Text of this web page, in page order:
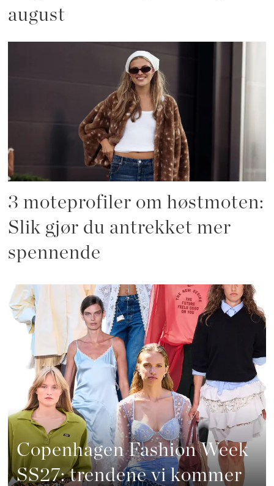
august
3 moteprofiler om høstmoten:
Slik gjør du antrekket mer
spennende
Copenhagen Fashion Week
SS27: trendene vi kommer